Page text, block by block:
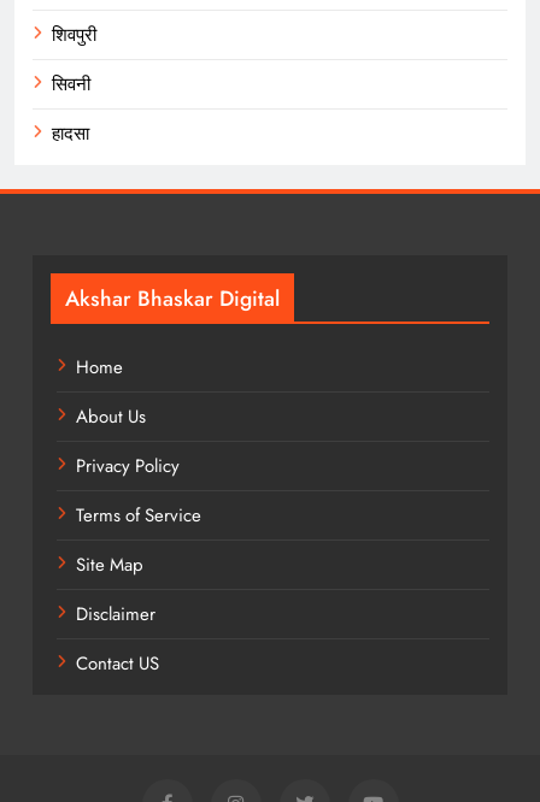
शिवपुरी
सिवनी
हादसा
Akshar Bhaskar Digital
Home
About Us
Privacy Policy
Terms of Service
Site Map
Disclaimer
Contact US